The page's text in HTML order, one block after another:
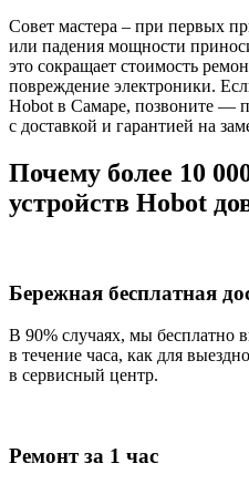
Совет мастера – при первых
или падения мощности
это сокращает стоимость
повреждение электроники.
Hobot в Самаре, позвоните —
с доставкой и гарантией на
Почему более 10
устройств Hobot
Бережная бесплатная
В 90% случаях, мы бесплатно
в течение часа, как для
в сервисный центр.
Ремонт за 1 час